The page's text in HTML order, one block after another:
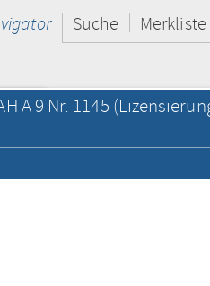
Suche Merkliste
A 9 Nr. 1145